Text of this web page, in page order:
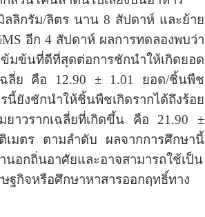
ลลิกรัม/ลิตร นาน 8 สัปดาห์ และย้าย
อีก 4 สัปดาห์ ผลการทดลองพบว่า
มข้นที่ดีที่สุดต่อการชักนำให้เกิดยอด
ฉลี่ย คือ 12.90 ± 1.01 ยอด/ชิ้นพืช
นี้ยังชักนำให้ชิ้นพืชเกิดรากได้ถึงร้อย
ยาวรากเฉลี่ยที่เกิดขึ้น คือ21.90 ±
เมตร ตามลำดับ ผลจากการศึกษานี้
อกถิ่นอาศัยและอาจสามารถใช้เป็น
ฐกิจหรือศึกษาหาสารออกฤทธิ์ทาง